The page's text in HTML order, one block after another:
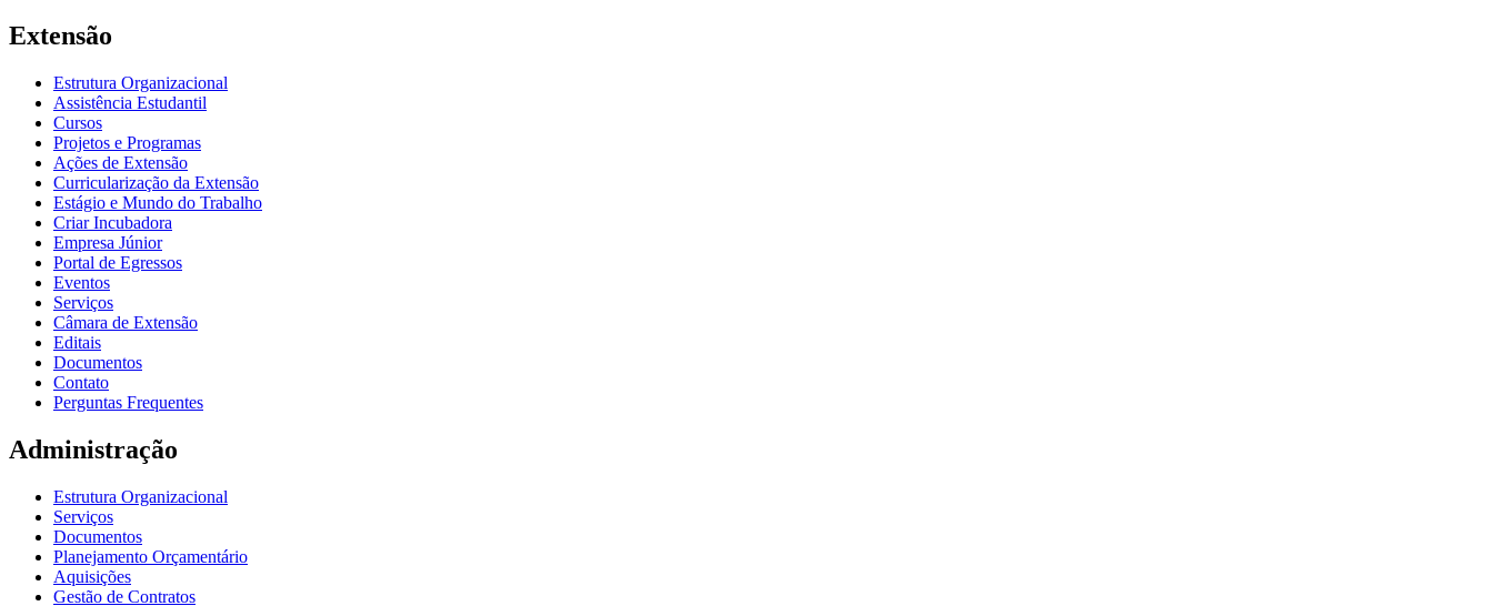
Extensão
Estrutura Organizacional
Assistência Estudantil
Cursos
Projetos e Programas
Ações de Extensão
Curricularização da Extensão
Estágio e Mundo do Trabalho
Criar Incubadora
Empresa Júnior
Portal de Egressos
Eventos
Serviços
Câmara de Extensão
Editais
Documentos
Contato
Perguntas Frequentes
Administração
Estrutura Organizacional
Serviços
Documentos
Planejamento Orçamentário
Aquisições
Gestão de Contratos